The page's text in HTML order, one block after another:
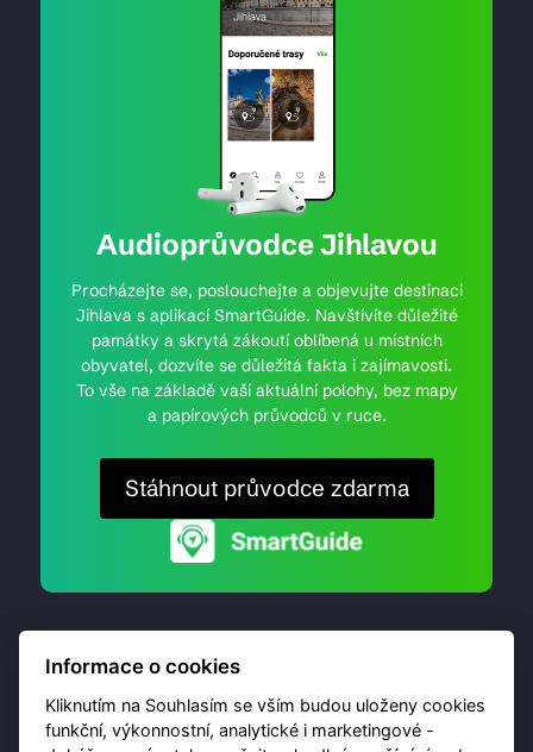
Audioprůvodce Jihlavou
Procházejte se, poslouchejte a objevujte destinaci
Jihlava s aplikací SmartGuide. Navštívíte důležité
památky a skrytá zákoutí oblíbená u místních
obyvatel, dozvíte se důležitá fakta i zajímavosti.
To vše na základě vaší aktuální polohy, bez mapy
a papírových průvodců v ruce.
Stáhnout průvodce zdarma
Informace o cookies
Kliknutím na Souhlasím se vším budou uloženy cookies
funkční, výkonnostní, analytické i marketingové -